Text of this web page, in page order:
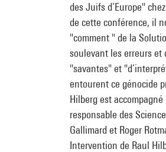
des Juifs d’Europe"
de cette conférence, il
"comment " de la
soulevant les erreurs et
"savantes" et
entourent ce génocide
Hilberg est accompagné
responsable des
Gallimard et Roger
Intervention de Raul